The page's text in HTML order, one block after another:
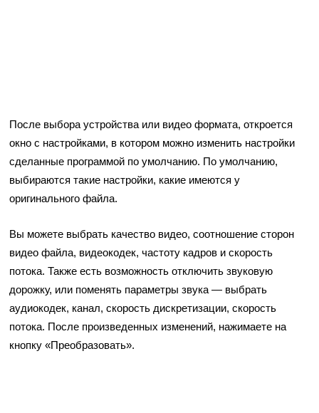
После выбора устройства или видео формата, откроется
окно с настройками, в котором можно изменить настройки
сделанные программой по умолчанию. По умолчанию,
выбираются такие настройки, какие имеются у
оригинального файла.
Вы можете выбрать качество видео, соотношение сторон
видео файла, видеокодек, частоту кадров и скорость
потока. Также есть возможность отключить звуковую
дорожку, или поменять параметры звука — выбрать
аудиокодек, канал, скорость дискретизации, скорость
потока. После произведенных изменений, нажимаете на
кнопку «Преобразовать».